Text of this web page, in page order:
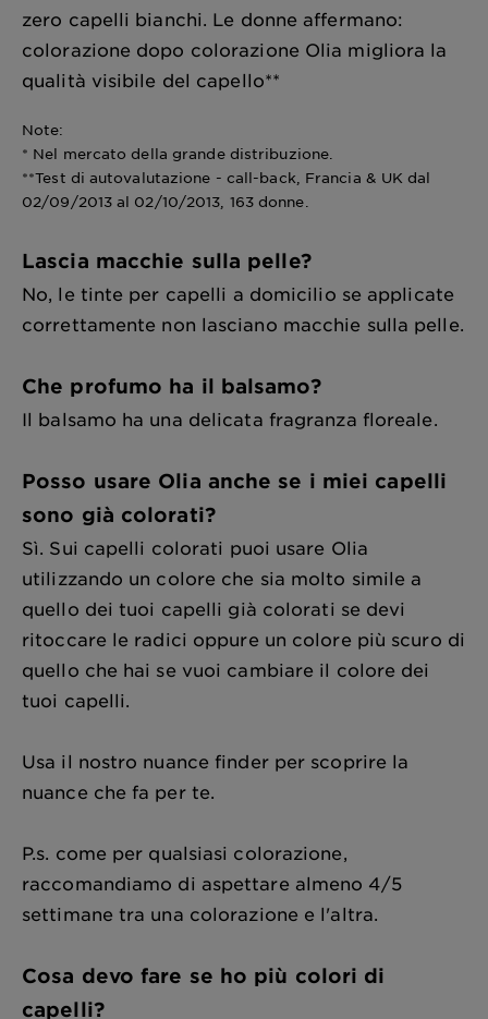
zero capelli bianchi. Le donne affermano:
colorazione dopo colorazione Olia migliora la
qualità visibile del capello**
Note:
* Nel mercato della grande distribuzione.
**Test di autovalutazione - call-back, Francia & UK dal
02/09/2013 al 02/10/2013, 163 donne.
Lascia macchie sulla pelle?
No, le tinte per capelli a domicilio se applicate
correttamente non lasciano macchie sulla pelle.
Che profumo ha il balsamo?
Il balsamo ha una delicata fragranza floreale.
Posso usare Olia anche se i miei capelli
sono già colorati?
Sì. Sui capelli colorati puoi usare Olia
utilizzando un colore che sia molto simile a
quello dei tuoi capelli già colorati se devi
ritoccare le radici oppure un colore più scuro di
quello che hai se vuoi cambiare il colore dei
tuoi capelli.
Usa il nostro nuance finder per scoprire la
nuance che fa per te.
P.s. come per qualsiasi colorazione,
raccomandiamo di aspettare almeno 4/5
settimane tra una colorazione e l'altra.
Cosa devo fare se ho più colori di
capelli?